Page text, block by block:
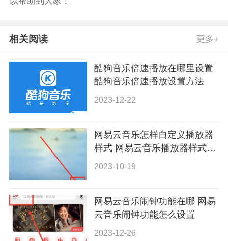
相关阅读 更多+
酷狗音乐倍速播放在哪里设置
酷狗音乐倍速播放设置方法
2023-12-22
网易云音乐怎样自定义播放器
样式 网易云音乐播放器样式怎
么换
2023-10-19
网易云音乐闹钟功能在哪 网易
云音乐闹钟功能怎么设置
2023-12-26